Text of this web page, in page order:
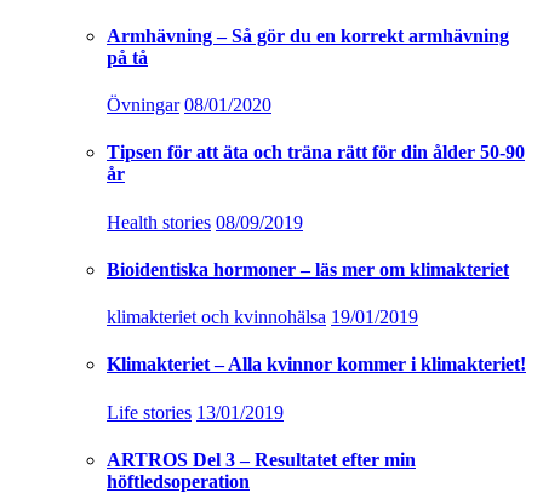
Armhävning – Så gör du en korrekt armhävning
på tå
Övningar 08/01/2020
Tipsen för att äta och träna rätt för din ålder 50-90
år
Health stories 08/09/2019
Bioidentiska hormoner – läs mer om klimakteriet
klimakteriet och kvinnohälsa 19/01/2019
Klimakteriet – Alla kvinnor kommer i klimakteriet!
Life stories 13/01/2019
ARTROS Del 3 – Resultatet efter min
höftledsoperation